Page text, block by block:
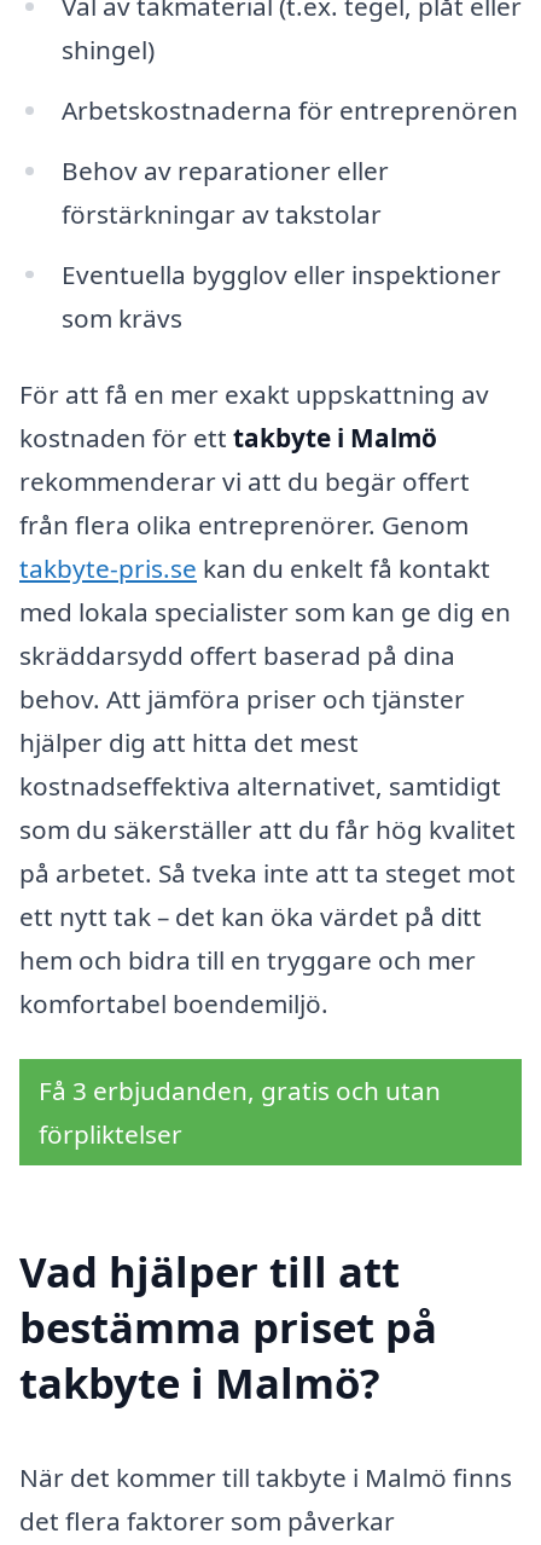
shingel)
Arbetskostnaderna för entreprenören
Behov av reparationer eller
förstärkningar av takstolar
Eventuella bygglov eller inspektioner
som krävs
För att få en mer exakt uppskattning av
kostnaden för ett takbyte i Malmö
rekommenderar vi att du begär offert
från flera olika entreprenörer. Genom
takbyte-pris.se kan du enkelt få kontakt
med lokala specialister som kan ge dig en
skräddarsydd offert baserad på dina
behov. Att jämföra priser och tjänster
hjälper dig att hitta det mest
kostnadseffektiva alternativet, samtidigt
som du säkerställer att du får hög kvalitet
på arbetet. Så tveka inte att ta steget mot
ett nytt tak – det kan öka värdet på ditt
hem och bidra till en tryggare och mer
komfortabel boendemiljö.
Få 3 erbjudanden, gratis och utan
förpliktelser
Vad hjälper till att
bestämma priset på
takbyte i Malmö?
När det kommer till takbyte i Malmö finns
det flera faktorer som påverkar